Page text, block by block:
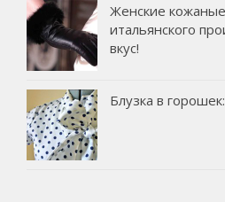
Женские
итальянского
вкус!
Блузка в